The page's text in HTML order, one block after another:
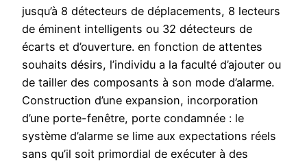
jusqu’à 8 détecteurs de déplacements, 8 lecteurs
de éminent intelligents ou 32 détecteurs de
écarts et d’ouverture. en fonction de attentes
souhaits désirs, l’individu a la faculté d’ajouter ou
de tailler des composants à son mode d’alarme.
Construction d’une expansion, incorporation
d’une porte-fenêtre, porte condamnée : le
système d’alarme se lime aux expectations réels
sans qu’il soit primordial de exécuter à des